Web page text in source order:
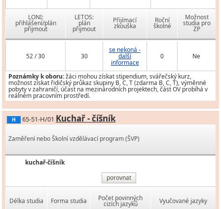
LONI:
přihlášení/plán
přijmout
LETOS:
plán
přijmout
Přijímací
zkouška
Roční
školné
Možnost
studia pro
ZP
52 / 30 30
se nekoná -
další
informace
0 Ne
Poznámky k oboru:žáci mohou získat stipendium, svářečský kurz,
možnost získat řidičský průkaz skupiny B, C, T (zdarma B, C, T), výměnné
pobyty v zahraničí, účast na mezinárodních projektech, část OV probíhá v
reálném pracovním prostředí.
H 65-51-H/01 Kuchař - číšník
Zaměření nebo Školní vzdělávací program (ŠVP)
kuchař-číšník
porovnat
Délka studia Forma studia Počet povinných
cizích jazyků Vyučované jazyky